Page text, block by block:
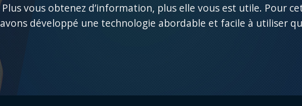
Plus vous obtenez d’information, plus elle vous est utile. Pour
avons développé une technologie abordable et facile à utiliser